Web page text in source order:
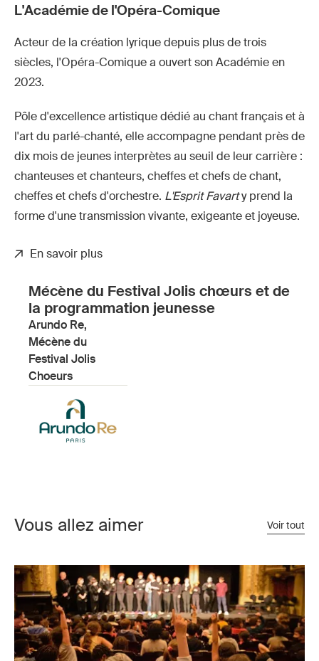
L'Académie de l'Opéra-Comique
Acteur de la création lyrique depuis plus de trois
siècles, l'Opéra-Comique a ouvert son Académie en
2023.
Pôle d'excellence artistique dédié au chant français et à
l'art du parlé-chanté, elle accompagne pendant près de
dix mois de jeunes interprètes au seuil de leur carrière :
chanteuses et chanteurs, cheffes et chefs de chant,
cheffes et chefs d'orchestre. L'Esprit Favarty prend la
forme d'une transmission vivante, exigeante et joyeuse.
En savoir plus
Mécène du Festival Jolis chœurs et de
la programmation jeunesse
Arundo Re,
Mécène du
Festival Jolis
Choeurs
Vous allez aimer Voir tout